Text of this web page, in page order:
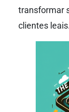
transformar
clientes